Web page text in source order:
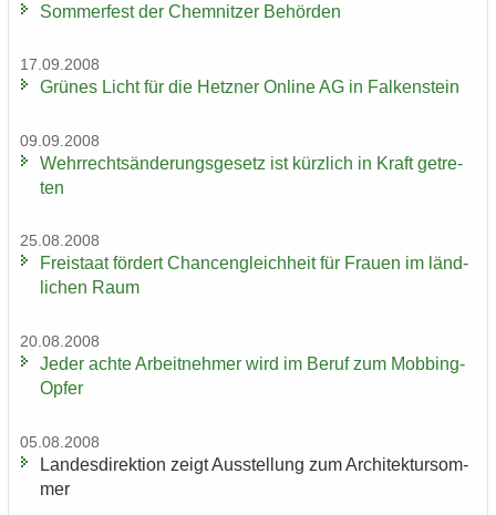
Som­mer­fest der Chem­nit­zer Be­hör­den
17.09.2008
Grü­nes Licht für die Hetz­ner On­line AG in Fal­ken­stein
09.09.2008
Wehr­rechts­än­de­rungs­ge­setz ist kürz­lich in Kraft ge­tre­
ten
25.08.2008
Frei­staat för­dert Chan­cen­gleich­heit für Frau­en im länd­
li­chen Raum
20.08.2008
Jeder achte Ar­beit­neh­mer wird im Beruf zum Mobbing-​
Opfer
05.08.2008
Lan­des­di­rek­ti­on zeigt Aus­stel­lung zum Ar­chi­tek­tur­som­
mer